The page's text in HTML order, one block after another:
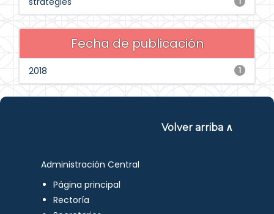
Fecha de publicación
1
2018
Volver arriba ∧
Administración Central
Página principal
Rectoría